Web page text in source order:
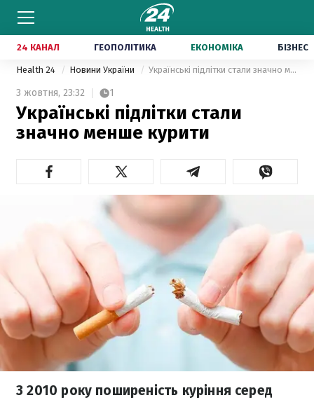
24 КАНАЛ ГЕОПОЛІТИКА ЕКОНОМІКА БІЗНЕС
Health 24 Новини України Українські підлітки стали значно менше курити
3 жовтня, 23:32 1
Українські підлітки стали
значно менше курити
З 2010 року поширеність куріння серед